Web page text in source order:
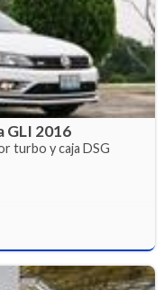
GLI 2016
turbo y caja DSG